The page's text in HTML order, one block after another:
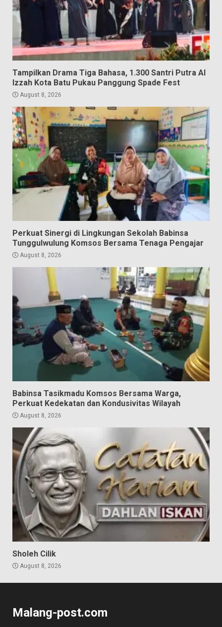
Tampilkan Drama Tiga Bahasa, 1.300 Santri Putra Al
Izzah Kota Batu Pukau Panggung Spade Fest
August 8, 2026
Perkuat Sinergi di Lingkungan Sekolah Babinsa
Tunggulwulung Komsos Bersama Tenaga Pengajar
August 8, 2026
Babinsa Tasikmadu Komsos Bersama Warga,
Perkuat Kedekatan dan Kondusivitas Wilayah
August 8, 2026
Sholeh Cilik
August 8, 2026
Malang-post.com